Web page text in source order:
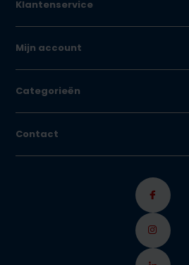
Klantenservice
Mijn account
Categorieën
Contact